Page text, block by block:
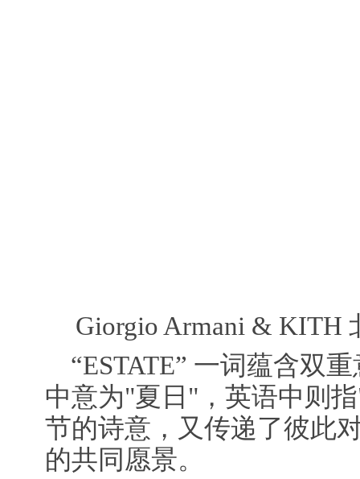
Giorgio Armani & KITH
“ESTATE” 一词蕴含双
中意为"夏日"，英语中则
节的诗意，又传递了彼此
的共同愿景。